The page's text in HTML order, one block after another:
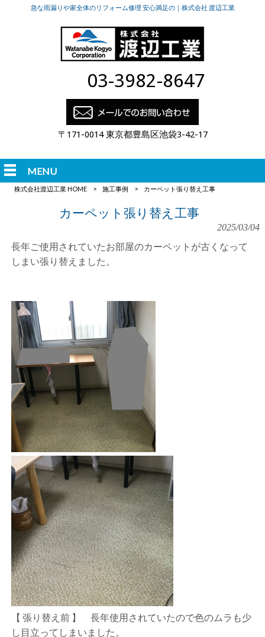
急な雨漏りや家全体のリフォーム修理 安心満足の｜株式会社 渡辺工業
03-3982-8647
〒171-0014 東京都豊島区池袋3-42-17
MENU
株式会社渡辺工業 HOME > 施工事例 > カーペット張り替え工事
カーペット張り替え工事
2025/03/04
長年ご使用されていたお部屋のカーペットが古くなって
しまい張り替えました。
【 張り替え前 】 長年使用されていたので色のムラも少
し目立ってしまいました。